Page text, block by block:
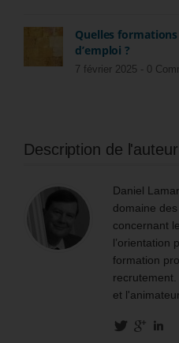
Quelles
d’emploi ?
7 février 2025 - 0
Description de l'auteur
Daniel
domaine
concernant
l’orientation
formation
et